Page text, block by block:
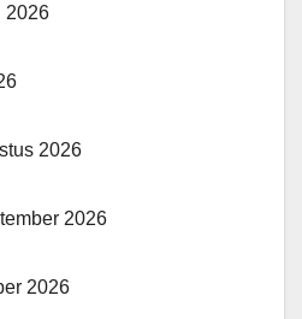
2026
2026
2026
2026